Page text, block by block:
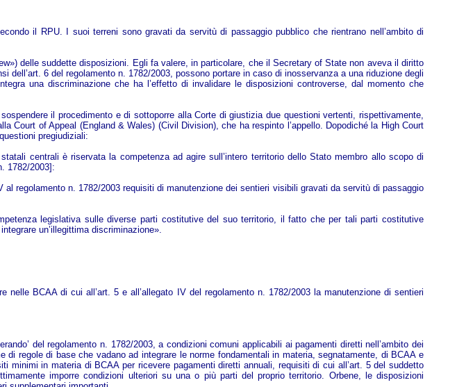
il RPU. I suoi terreni sono gravati da servitù di passaggio pubblico che rientrano nell’ambito di
delle suddette disposizioni. Egli fa valere, in particolare, che il Secretary of State non aveva il diritto
6 del regolamento n. 1782/2003, possono portare in caso di inosservanza a una riduzione degli
una discriminazione che ha l’effetto di invalidare le disposizioni controverse, dal momento che
il procedimento e di sottoporre alla Corte di giustizia due questioni vertenti, rispettivamente,
of Appeal (England & Wales) (Civil Division), che ha respinto l’appello. Dopodiché la High Court
pregiudiziali:
centrali è riservata la competenza ad agire sull’intero territorio dello Stato membro allo scopo di
1782/2003]:
regolamento n. 1782/2003 requisiti di manutenzione dei sentieri visibili gravati da servitù di passaggio
legislativa sulle diverse parti costitutive del suo territorio, il fatto che per tali parti costitutive
un’illegittima discriminazione».
BCAA di cui all’art. 5 e all’allegato IV del regolamento n. 1782/2003 la manutenzione di sentieri
del regolamento n. 1782/2003, a condizioni comuni applicabili ai pagamenti diretti nell’ambito dei
regole di base che vadano ad integrare le norme fondamentali in materia, segnatamente, di BCAA e
in materia di BCAA per ricevere pagamenti diretti annuali, requisiti di cui all’art. 5 del suddetto
imporre condizioni ulteriori su una o più parti del proprio territorio. Orbene, le disposizioni